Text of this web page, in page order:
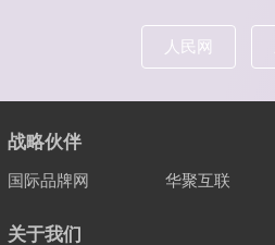
人民网
战略伙伴
国际品牌网 华聚互联
关于我们